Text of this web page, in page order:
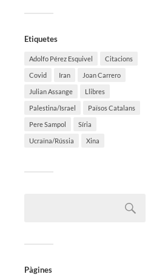
Etiquetes
Adolfo Pérez Esquivel Citacions
Covid Iran Joan Carrero
Julian Assange Llibres
Palestina/Israel Països Catalans
Pere Sampol Síria
Ucraïna/Rússia Xina
Pàgines